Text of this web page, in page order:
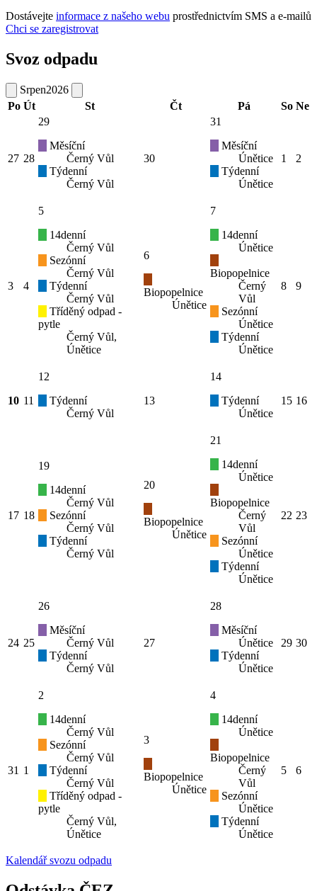
Dostávejte informace z našeho webu prostřednictvím SMS a e-mailů
Chci se zaregistrovat
Svoz odpadu
Srpen2026
Po Út St Čt Pá So Ne
27 28
29
Měsíční
Černý Vůl
Týdenní
Černý Vůl
30
31
Měsíční
Únětice
Týdenní
Únětice
1 2
3 4
5
14denní
Černý Vůl
Sezónní
Černý Vůl
Týdenní
Černý Vůl
Tříděný odpad -
pytle
Černý Vůl,
Únětice
6
Biopopelnice
Únětice
7
14denní
Únětice
Biopopelnice
Černý
Vůl
Sezónní
Únětice
Týdenní
Únětice
8 9
10 11
12
Týdenní
Černý Vůl
13
14
Týdenní
Únětice
15 16
17 18
19
14denní
Černý Vůl
Sezónní
Černý Vůl
Týdenní
Černý Vůl
20
Biopopelnice
Únětice
21
14denní
Únětice
Biopopelnice
Černý
Vůl
Sezónní
Únětice
Týdenní
Únětice
22 23
24 25
26
Měsíční
Černý Vůl
Týdenní
Černý Vůl
27
28
Měsíční
Únětice
Týdenní
Únětice
29 30
31 1
2
14denní
Černý Vůl
Sezónní
Černý Vůl
Týdenní
Černý Vůl
Tříděný odpad -
pytle
Černý Vůl,
Únětice
3
Biopopelnice
Únětice
4
14denní
Únětice
Biopopelnice
Černý
Vůl
Sezónní
Únětice
Týdenní
Únětice
5 6
Kalendář svozu odpadu